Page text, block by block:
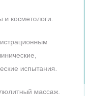
косметологи.
испытания.
массаж.